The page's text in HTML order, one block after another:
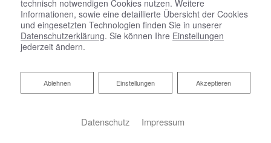
technisch notwendigen Cookies nutzen. Weitere
Informationen, sowie eine detaillierte Übersicht der Cookies
und eingesetzten Technologien finden Sie in unserer
Datenschutzerklärung. Sie können Ihre Einstellungen
jederzeit ändern.
Akzeptieren
Einstellungen
Ablehnen
Ablehnen
Datenschutz Impressum